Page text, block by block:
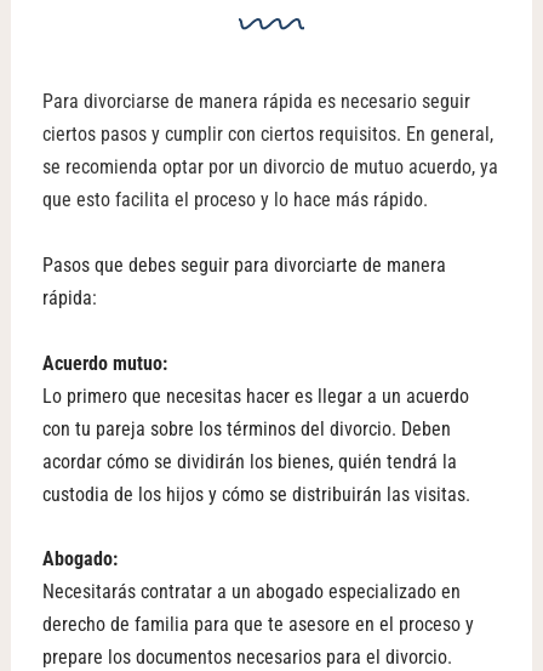
Para divorciarse de manera rápida es necesario seguir
ciertos pasos y cumplir con ciertos requisitos. En general,
se recomienda optar por un divorcio de mutuo acuerdo, ya
que esto facilita el proceso y lo hace más rápido.
Pasos que debes seguir para divorciarte de manera
rápida:
Acuerdo mutuo:
Lo primero que necesitas hacer es llegar a un acuerdo
con tu pareja sobre los términos del divorcio. Deben
acordar cómo se dividirán los bienes, quién tendrá la
custodia de los hijos y cómo se distribuirán las visitas.
Abogado:
Necesitarás contratar a un abogado especializado en
derecho de familia para que te asesore en el proceso y
prepare los documentos necesarios para el divorcio.